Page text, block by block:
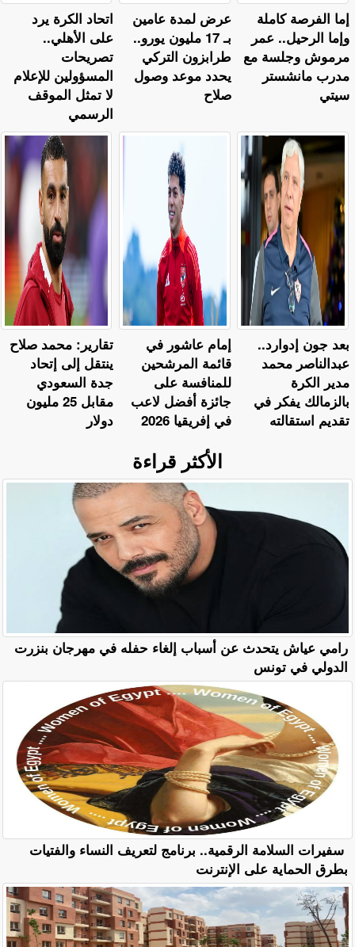
اتحاد الكرة يرد
على الأهلي..
تصريحات
المسؤولين للإعلام
لا تمثل الموقف
الرسمي
عرض لمدة عامين
بـ 17 مليون يورو..
طرابزون التركي
يحدد موعد وصول
صلاح
إما الفرصة كاملة
وإما الرحيل.. عمر
مرموش وجلسة مع
مدرب مانشستر
سيتي
تقارير: محمد صلاح
ينتقل إلى إتحاد
جدة السعودي
مقابل 25 مليون
دولار
إمام عاشور في
قائمة المرشحين
للمنافسة على
جائزة أفضل لاعب
في إفريقيا 2026
بعد جون إدوارد..
عبدالناصر محمد
مدير الكرة
بالزمالك يفكر في
تقديم استقالته
الأكثر قراءة
رامي عياش يتحدث عن أسباب إلغاء حفله في مهرجان بنزرت
الدولي في تونس
سفيرات السلامة الرقمية.. برنامج لتعريف النساء والفتيات
بطرق الحماية على الإنترنت